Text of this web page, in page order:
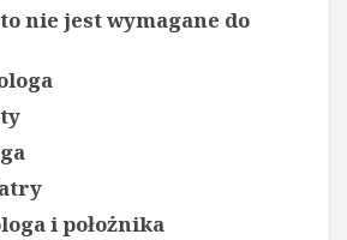
nie jest wymagane do
i położnika